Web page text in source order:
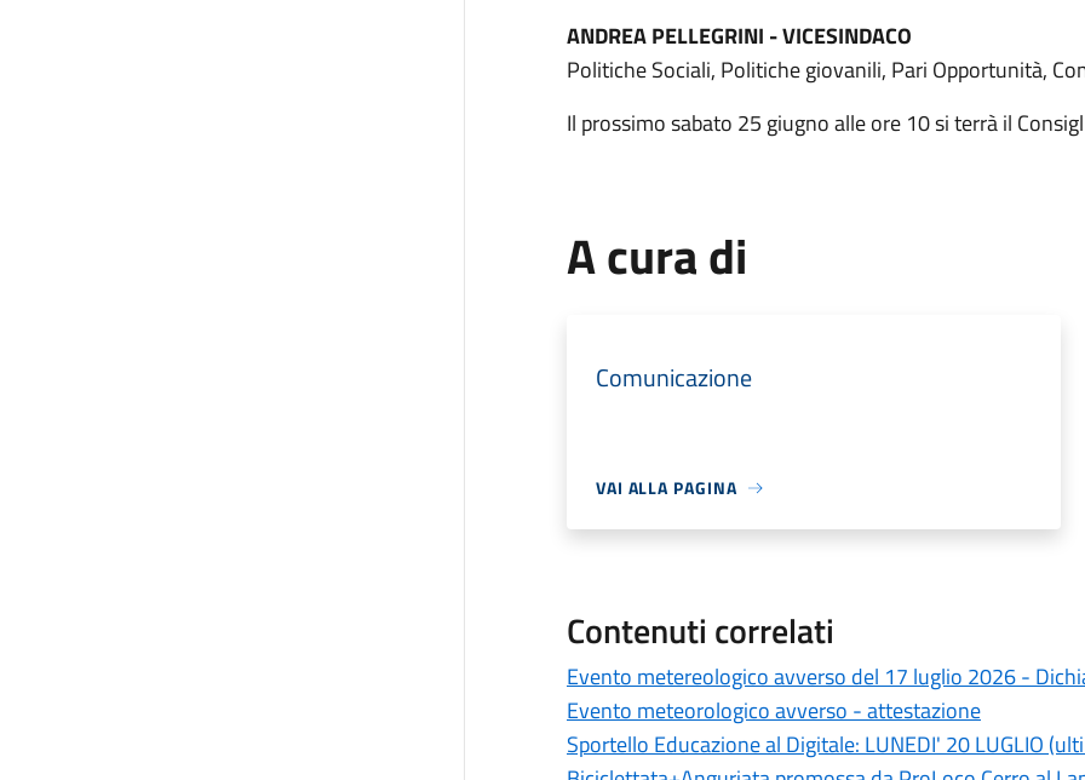
ANDREA PELLEGRINI - VICESINDACO
Politiche Sociali, Politiche giovanili, Pari Opportunità,
Il prossimo sabato 25 giugno alle ore 10 si terrà il
A cura di
Comunicazione
VAI ALLA PAGINA
Contenuti correlati
Evento metereologico avverso del 17 luglio 2026 -
Evento meteorologico avverso - attestazione
Sportello Educazione al Digitale: LUNEDI' 20 LUGLIO